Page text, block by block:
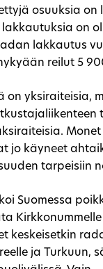
osuuksia on
lakkautuksia on
lakkautus
reilut 5
on yksiraiteisia,
jo käyneet
tarpeisiin
Suomessa
keskeisetkin
ja Turkuun,